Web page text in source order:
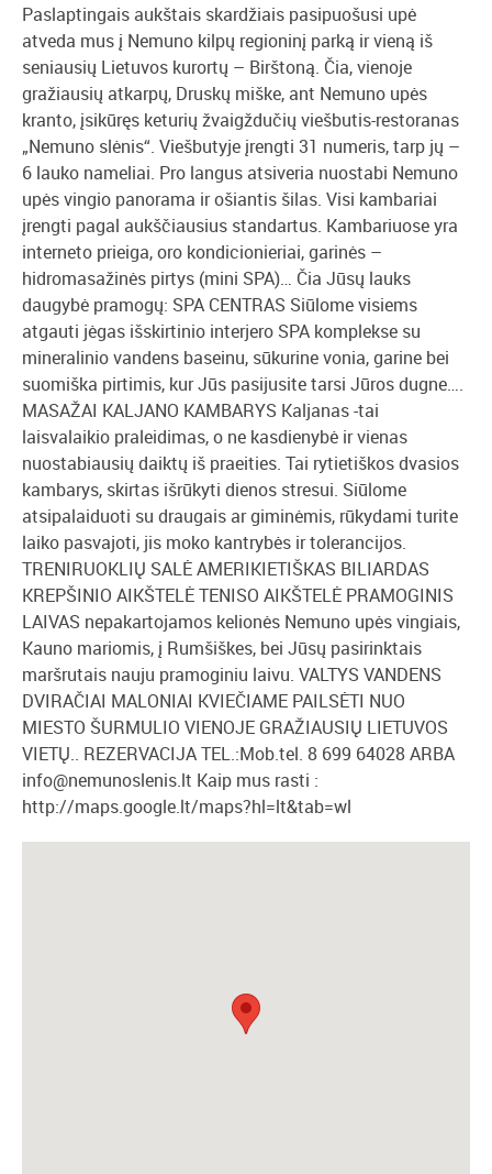
Paslaptingais aukštais skardžiais pasipuošusi upė
atveda mus į Nemuno kilpų regioninį parką ir vieną iš
seniausių Lietuvos kurortų – Birštoną. Čia, vienoje
gražiausių atkarpų, Druskų miške, ant Nemuno upės
kranto, įsikūręs keturių žvaigždučių viešbutis-restoranas
„Nemuno slėnis“. Viešbutyje įrengti 31 numeris, tarp jų –
6 lauko nameliai. Pro langus atsiveria nuostabi Nemuno
upės vingio panorama ir ošiantis šilas. Visi kambariai
įrengti pagal aukščiausius standartus. Kambariuose yra
interneto prieiga, oro kondicionieriai, garinės –
hidromasažinės pirtys (mini SPA)… Čia Jūsų lauks
daugybė pramogų: SPA CENTRAS Siūlome visiems
atgauti jėgas išskirtinio interjero SPA komplekse su
mineralinio vandens baseinu, sūkurine vonia, garine bei
suomiška pirtimis, kur Jūs pasijusite tarsi Jūros dugne….
MASAŽAI KALJANO KAMBARYS Kaljanas -tai
laisvalaikio praleidimas, o ne kasdienybė ir vienas
nuostabiausių daiktų iš praeities. Tai rytietiškos dvasios
kambarys, skirtas išrūkyti dienos stresui. Siūlome
atsipalaiduoti su draugais ar giminėmis, rūkydami turite
laiko pasvajoti, jis moko kantrybės ir tolerancijos.
TRENIRUOKLIŲ SALĖ AMERIKIETIŠKAS BILIARDAS
KREPŠINIO AIKŠTELĖ TENISO AIKŠTELĖ PRAMOGINIS
LAIVAS nepakartojamos kelionės Nemuno upės vingiais,
Kauno mariomis, į Rumšiškes, bei Jūsų pasirinktais
maršrutais nauju pramoginiu laivu. VALTYS VANDENS
DVIRAČIAI MALONIAI KVIEČIAME PAILSĖTI NUO
MIESTO ŠURMULIO VIENOJE GRAŽIAUSIŲ LIETUVOS
VIETŲ.. REZERVACIJA TEL.:Mob.tel. 8 699 64028 ARBA
info@nemunoslenis.lt Kaip mus rasti :
http://maps.google.lt/maps?hl=lt&tab=wl